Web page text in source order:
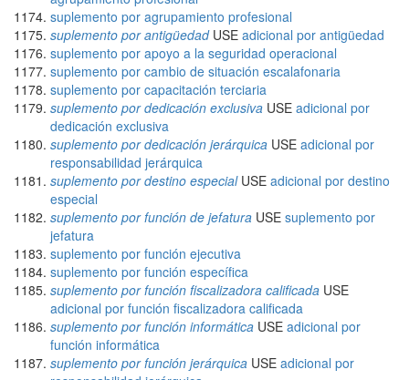
suplemento por agrupamiento profesional
suplemento por antigüedadUSE adicional por antigüedad
suplemento por apoyo a la seguridad operacional
suplemento por cambio de situación escalafonaria
suplemento por capacitación terciaria
suplemento por dedicación exclusiva USE adicional por
dedicación exclusiva
suplemento por dedicación jerárquica USE adicional por
responsabilidad jerárquica
suplemento por destino especialUSE adicional por destino
especial
suplemento por función de jefatura USE suplemento por
jefatura
suplemento por función ejecutiva
suplemento por función específica
suplemento por función fiscalizadora calificada USE
adicional por función fiscalizadora calificada
suplemento por función informática USE adicional por
función informática
suplemento por función jerárquica USE adicional por